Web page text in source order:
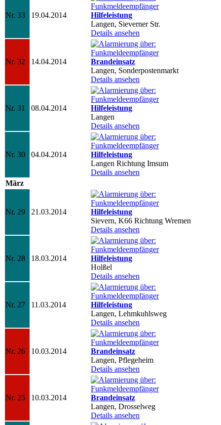
Nr. 33 19.04.2014
Hilfeleistung
Langen, Sieverner Str.
Details ansehen
Nr. 32 14.04.2014
Brandeinsatz
Langen, Sonderpostenmarkt
Details ansehen
Nr. 31 08.04.2014
Hilfeleistung
Langen
Details ansehen
Nr. 30 04.04.2014
Hilfeleistung
Langen Richtung Imsum
Details ansehen
März
Nr. 29 21.03.2014
Hilfeleistung
Sievern, K66 Richtung Wremen
Details ansehen
Nr. 28 18.03.2014
Hilfeleistung
Holßel
Details ansehen
Nr. 27 11.03.2014
Hilfeleistung
Langen, Lehmkuhlsweg
Details ansehen
Nr. 26 10.03.2014
Brandeinsatz
Langen, Pflegeheim
Details ansehen
Nr. 25 10.03.2014
Brandeinsatz
Langen, Drosselweg
Details ansehen